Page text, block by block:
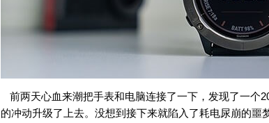
前两天心血来潮把手表和电脑连接了一下，发现了一个
的冲动升级了上去。没想到接下来就陷入了耗电尿崩的噩